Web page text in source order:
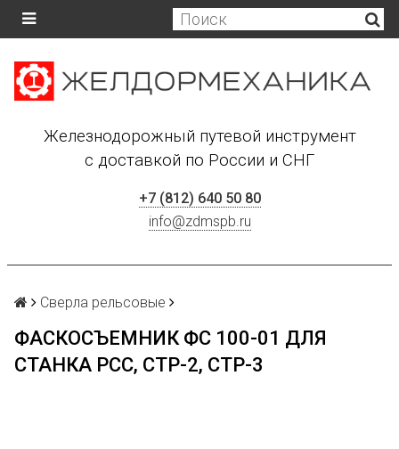
Железнодорожный путевой инструмент
с доставкой по России и СНГ
+7 (812) 640 50 80
info@zdmspb.ru
Сверла рельсовые
ФАСКОСЪЕМНИК ФС 100-01 ДЛЯ
СТАНКА РСС, СТР-2, СТР-3